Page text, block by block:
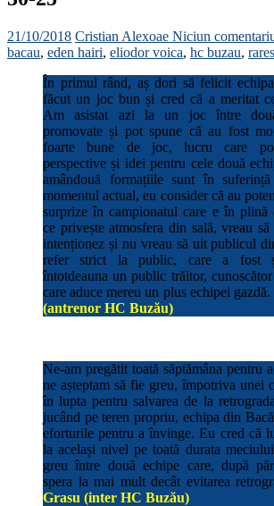
21/10/2018 Cristian Alexoae Niciun
bacau, eden hairi, eliodor voica, hc buzau,
În primul rând, aș dori să felicit
făcut un joc bun și cred că a meritat
Am asistat azi la un joc între
promovate și pot spune că au fost
foarte bune de joc, lucru care
perspective și idei pentru cele două
amândouă formațiile sunt în
momentul actual, eu consider că au
surprize în campionatul care e în plină
ce privește atmosfera din sală, vreau
intenționez și nu vreau să uit publicul
refer strict la public, care a fost
întotdeauna un public trăitor,
care aduce mereu un plus echipei gazdă.
(antrenor HC Buzău)
Ne-am pregătit toată săptămâna pentru
ne așteptam să fie greu, împotriva unei
în lupta pentru salvarea de la
jucând pe teren propriu, echipa din
eforturile pentru a învinge. Eu cred că
la același nivel pe toată durata
greu între două echipe care, după
spera la mai mult decât evitarea
Grasu (inter HC Buzău)